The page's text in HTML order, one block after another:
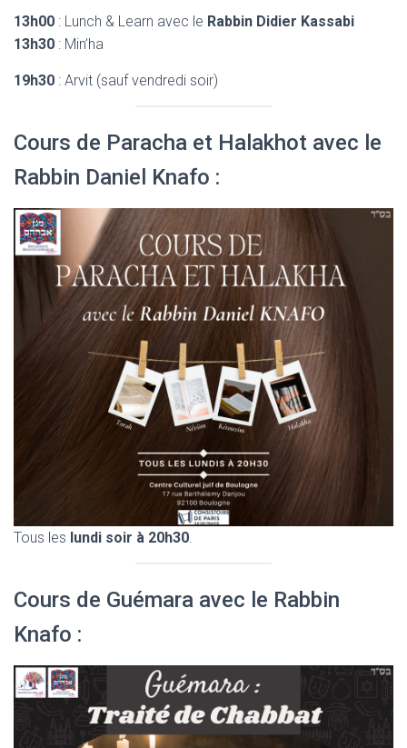
13h00 : Lunch & Learn avec le Rabbin Didier Kassabi
13h30 : Min’ha
19h30 : Arvit (sauf vendredi soir)
Cours de Paracha et Halakhot avec le
Rabbin Daniel Knafo :
Tous les lundi soir à 20h30.
Cours de Guémara avec le Rabbin
Knafo :